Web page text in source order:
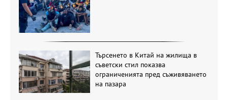
Търсенето в Китай на жилища в
съветски стил показва
ограниченията пред съживяването
на пазара